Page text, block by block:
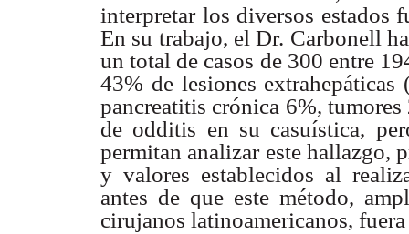
interpretar los diversos estados
En su trabajo, el Dr. Carbonell
un total de casos de 300 entre
43% de lesiones extrahepáticas
pancreatitis crónica 6%, tumores
de odditis en su casuística,
permitan analizar este hallazgo,
y valores establecidos al
antes de que este método,
cirujanos latinoamericanos,